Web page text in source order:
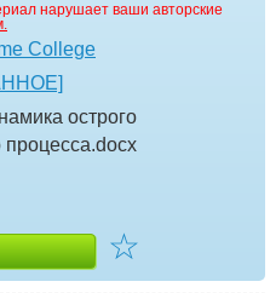
нарушает ваши авторские
College
острого
процесса.docx
☆